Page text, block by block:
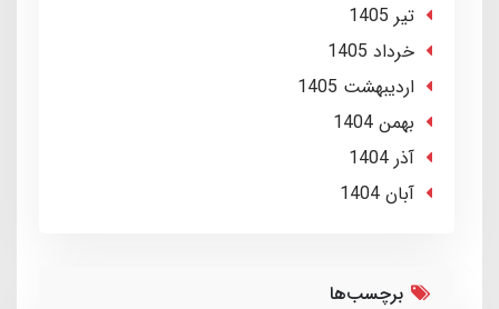
تير 1405
خرداد 1405
ارديبهشت 1405
بهمن 1404
آذر 1404
آبان 1404
برچسب‌ها